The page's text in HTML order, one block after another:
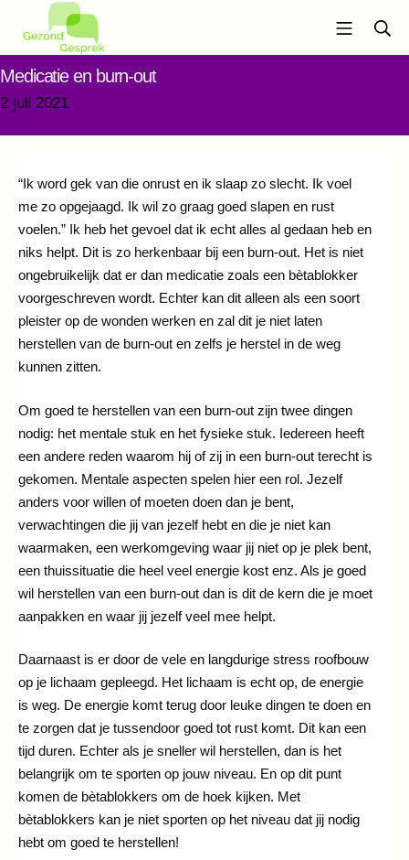
naar
de
inhoudGezond Gesprek
Mobiel
Medicatie en burn-out
2 juli 2021
“Ik word gek van die onrust en ik slaap zo slecht. Ik voel
me zo opgejaagd. Ik wil zo graag goed slapen en rust
voelen.” Ik heb het gevoel dat ik echt alles al gedaan heb en
niks helpt. Dit is zo herkenbaar bij een burn-out. Het is niet
ongebruikelijk dat er dan medicatie zoals een bètablokker
voorgeschreven wordt. Echter kan dit alleen als een soort
pleister op de wonden werken en zal dit je niet laten
herstellen van de burn-out en zelfs je herstel in de weg
kunnen zitten.
Om goed te herstellen van een burn-out zijn twee dingen
nodig: het mentale stuk en het fysieke stuk. Iedereen heeft
een andere reden waarom hij of zij in een burn-out terecht is
gekomen. Mentale aspecten spelen hier een rol. Jezelf
anders voor willen of moeten doen dan je bent,
verwachtingen die jij van jezelf hebt en die je niet kan
waarmaken, een werkomgeving waar jij niet op je plek bent,
een thuissituatie die heel veel energie kost enz. Als je goed
wil herstellen van een burn-out dan is dit de kern die je moet
aanpakken en waar jij jezelf veel mee helpt.
Daarnaast is er door de vele en langdurige stress roofbouw
op je lichaam gepleegd. Het lichaam is echt op, de energie
is weg. De energie komt terug door leuke dingen te doen en
te zorgen dat je tussendoor goed tot rust komt. Dit kan een
tijd duren. Echter als je sneller wil herstellen, dan is het
belangrijk om te sporten op jouw niveau. En op dit punt
komen de bètablokkers om de hoek kijken. Met
bètablokkers kan je niet sporten op het niveau dat jij nodig
hebt om goed te herstellen!